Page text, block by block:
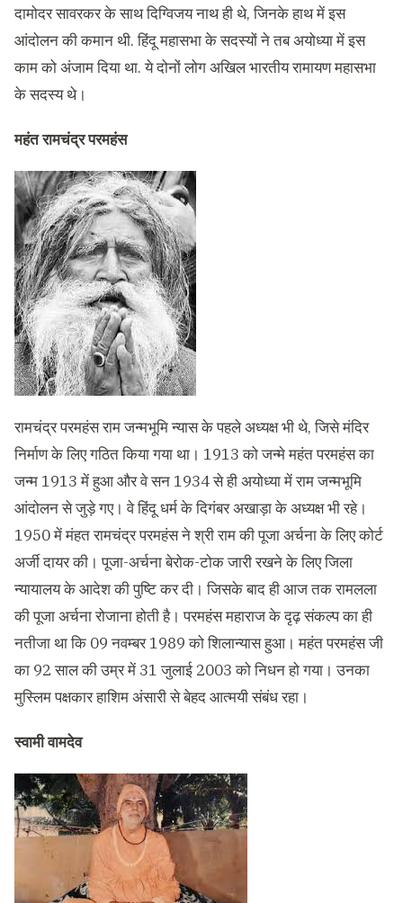
दामोदर सावरकर के साथ दिग्विजय नाथ ही थे, जिनके हाथ में इस
आंदोलन की कमान थी. हिंदू महासभा के सदस्यों ने तब अयोध्या में इस
काम को अंजाम दिया था. ये दोनों लोग अखिल भारतीय रामायण महासभा
के सदस्य थे।
महंत रामचंद्र परमहंस
रामचंद्र परमहंस राम जन्मभूमि न्यास के पहले अध्यक्ष भी थे, जिसे मंदिर
निर्माण के लिए गठित किया गया था। 1913 को जन्मे महंत परमहंस का
जन्म 1913 में हुआ और वे सन 1934 से ही अयोध्या में राम जन्मभूमि
आंदोलन से जुड़े गए। वे हिंदू धर्म के दिगंबर अखाड़ा के अध्यक्ष भी रहे।
1950 में मंहत रामचंद्र परमहंस ने श्री राम की पूजा अर्चना के लिए कोर्ट
अर्जी दायर की। पूजा-अर्चना बेरोक-टोक जारी रखने के लिए जिला
न्यायालय के आदेश की पुष्टि कर दी। जिसके बाद ही आज तक रामलला
की पूजा अर्चना रोजाना होती है। परमहंस महाराज के दृढ़ संकल्प का ही
नतीजा था कि 09 नवम्बर 1989 को शिलान्यास हुआ। महंत परमहंस जी
का 92 साल की उम्र में 31 जुलाई 2003 को निधन हो गया। उनका
मुस्लिम पक्षकार हाशिम अंसारी से बेहद आत्मयी संबंध रहा।
स्वामी वामदेव